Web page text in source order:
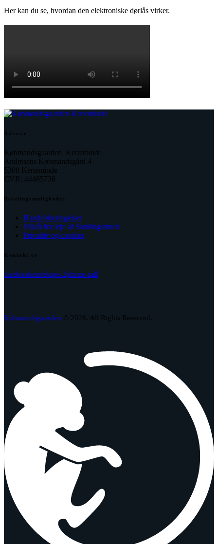
Her kan du se, hvordan den elektroniske dørlås virker.
Adresse
Købmandsgaarden Kerteminde
Andresens Købmandsgård 4
5300 Kerteminde
CVR: 44465736
Betalingsmuligheder
Handelsbetingelser
Vilkår for leje af Samlingsstuen
Privatliv og cookies
Kontakt os
facebookenvelope-2phone-call
Købmandsgaarden © 2026. All Rights Reserved.